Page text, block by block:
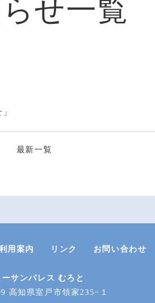
せ一覧
最新一覧
用案内 リンク お問い合わせ
ーサンパレス むろと
高知県室戸市領家235−１